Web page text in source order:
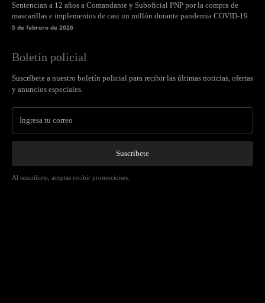
Sentencian a 12 años a Comandante y Suboficial PNP por la compra de
mascarillas e implementos de casi un millón durante pandemia COVID-19
5 de febrero de 2026
Boletín policial
Suscríbete a nuestro boletín policial para recibir las últimas noticias, ofertas
y anuncios especiales.
Suscríbete
Al suscribirte, aceptas recibir promociones.